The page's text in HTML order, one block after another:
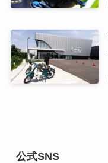
公式SNS